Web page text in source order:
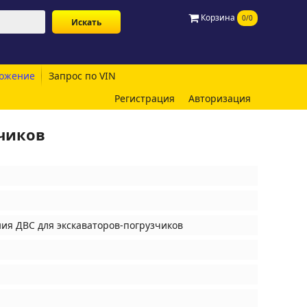
Корзина 0/0
Запрос по VIN
Регистрация
Авторизация
ДВС для экскаваторов-погрузчиков